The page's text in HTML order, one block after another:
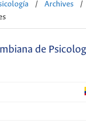
/ Archives
/
de